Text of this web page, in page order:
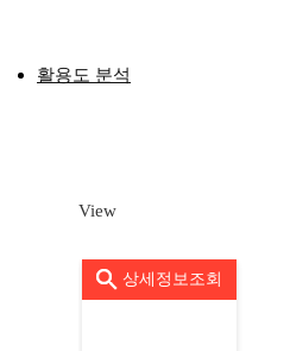
활용도 분석
View
상세정보조회